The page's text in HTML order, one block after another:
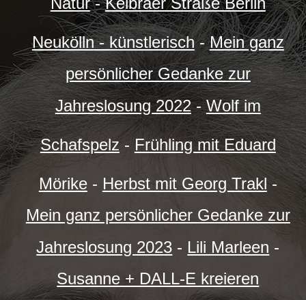
Neukölln - künstlerisch-Mein ganz
persönlicher Gedanke zur
Jahreslosung 2022-Wolf im
Schafspelz - Frühling mit Eduard
Mörike- Herbst mit Georg Trakl -
Mein ganz persönlicher Gedanke zur
Jahreslosung 2023 - Lili Marleen -
Susanne + DALL-E kreieren